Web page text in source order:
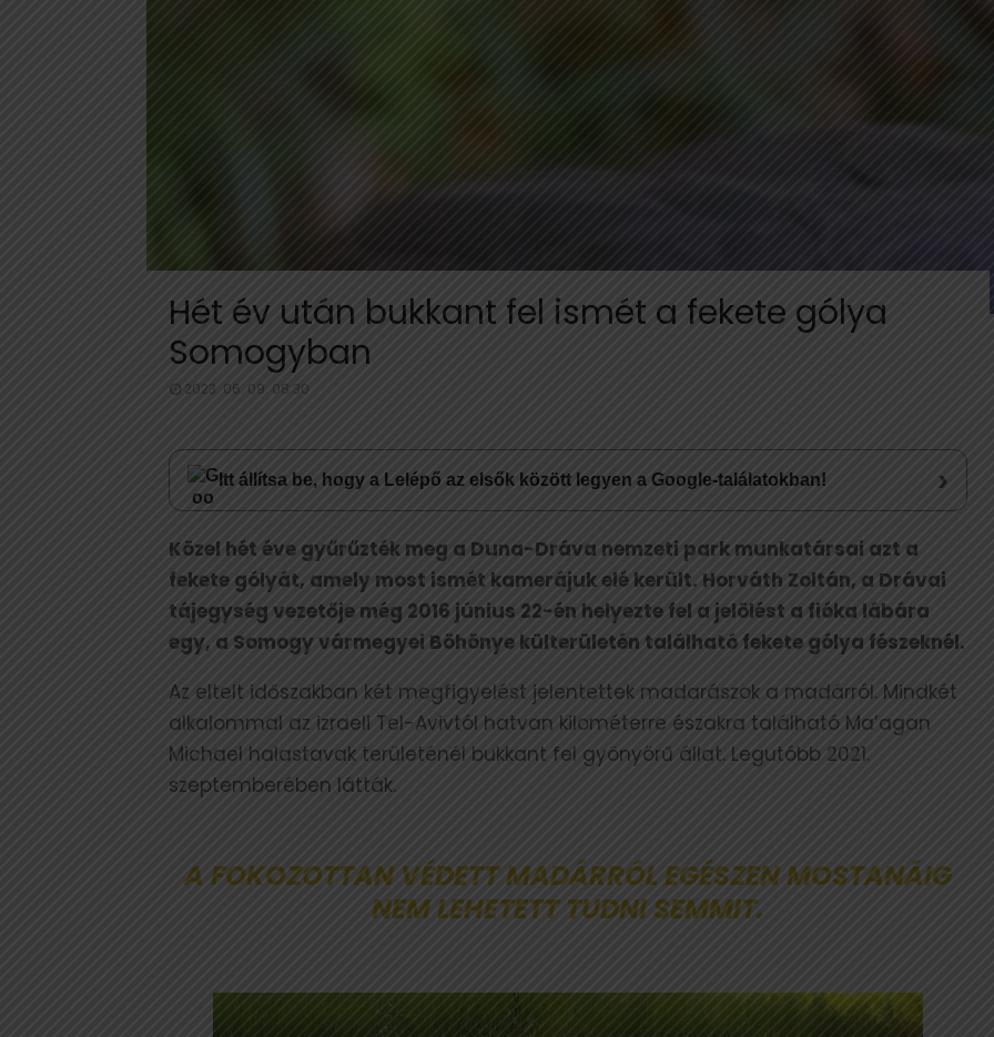
Hét év után bukkant fel ismét a fekete gólya
Somogyban
2023. 06. 09. 08:30
Itt állítsa be, hogy a Lelépő az elsők között legyen a Google-találatokban! ›
Közel hét éve gyűrűzték meg a Duna-Dráva nemzeti park munkatársai azt a
fekete gólyát, amely most ismét kamerájuk elé került. Horváth Zoltán, a Drávai
tájegység vezetője még 2016 június 22-én helyezte fel a jelölést a fióka lábára
egy, a Somogy vármegyei Böhönye külterületén található fekete gólya fészeknél.
Az eltelt időszakban két megfigyelést jelentettek madarászok a madárról. Mindkét
alkalommal az izraeli Tel-Avivtól hatvan kilométerre északra található Ma’agan
Michael halastavak területénél bukkant fel gyönyörű állat. Legutóbb 2021.
szeptemberében látták.
A FOKOZOTTAN VÉDETT MADÁRRÓL EGÉSZEN MOSTANÁIG
NEM LEHETETT TUDNI SEMMIT.